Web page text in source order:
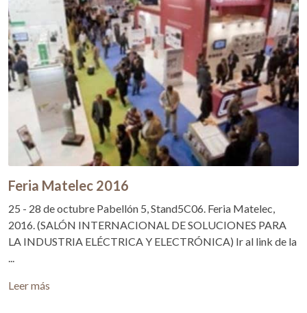
Feria Matelec 2016
25 - 28 de octubre Pabellón 5, Stand5C06. Feria Matelec,
2016. (SALÓN INTERNACIONAL DE SOLUCIONES PARA
LA INDUSTRIA ELÉCTRICA Y ELECTRÓNICA) Ir al link de la
...
Leer más